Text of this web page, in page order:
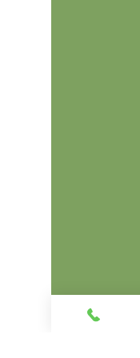
de
No